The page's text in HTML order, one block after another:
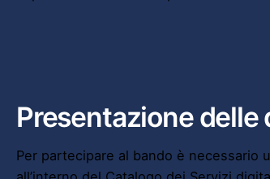
Presentazione delle
Per partecipare al bando è necessario